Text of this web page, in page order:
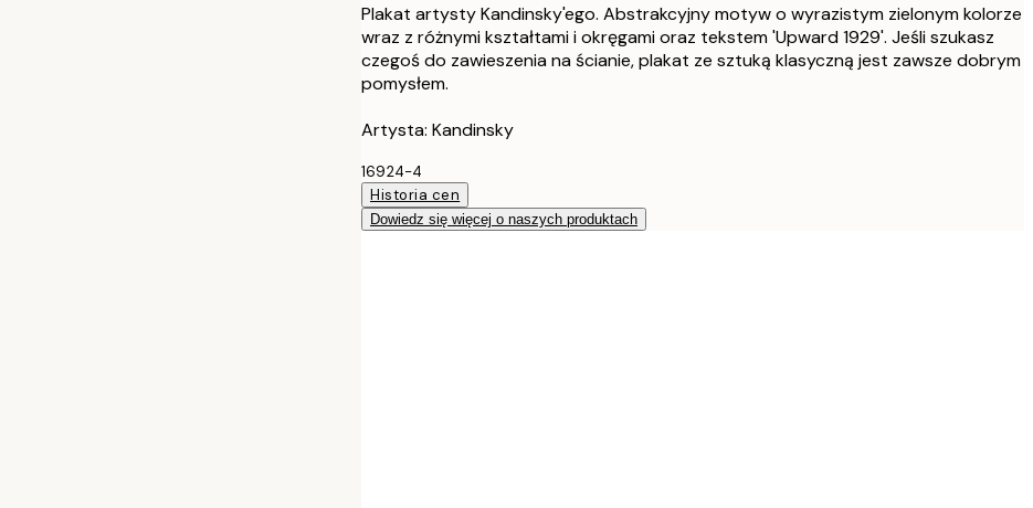
Plakat artysty Kandinsky'ego. Abstrakcyjny motyw o wyrazistym zielonym kolorze
wraz z różnymi kształtami i okręgami oraz tekstem 'Upward 1929'. Jeśli szukasz
czegoś do zawieszenia na ścianie, plakat ze sztuką klasyczną jest zawsze dobrym
pomysłem.
Artysta: Kandinsky
16924-4
Historia cen
Dowiedz się więcej o naszych produktach